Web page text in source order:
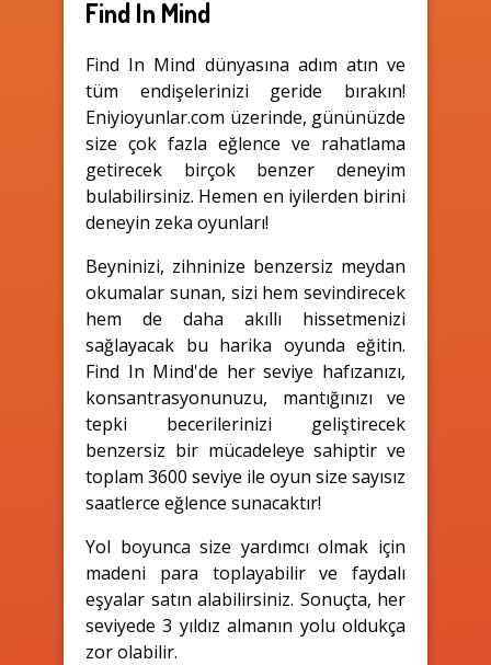
Find In Mind
Find In Mind dünyasına adım atın ve
tüm endişelerinizi geride bırakın!
Eniyioyunlar.com üzerinde, gününüzde
size çok fazla eğlence ve rahatlama
getirecek birçok benzer deneyim
bulabilirsiniz. Hemen en iyilerden birini
deneyin zeka oyunları!
Beyninizi, zihninize benzersiz meydan
okumalar sunan, sizi hem sevindirecek
hem de daha akıllı hissetmenizi
sağlayacak bu harika oyunda eğitin.
Find In Mind'de her seviye hafızanızı,
konsantrasyonunuzu, mantığınızı ve
tepki becerilerinizi geliştirecek
benzersiz bir mücadeleye sahiptir ve
toplam 3600 seviye ile oyun size sayısız
saatlerce eğlence sunacaktır!
Yol boyunca size yardımcı olmak için
madeni para toplayabilir ve faydalı
eşyalar satın alabilirsiniz. Sonuçta, her
seviyede 3 yıldız almanın yolu oldukça
zor olabilir.